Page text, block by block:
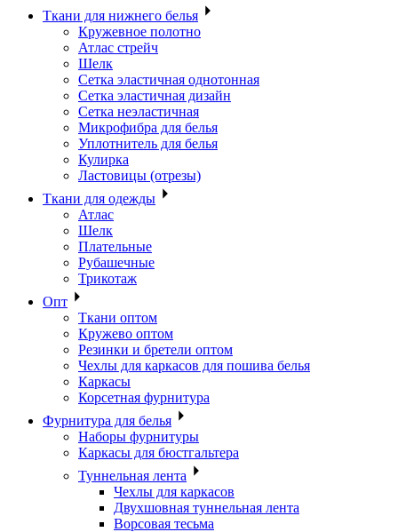
Ткани для нижнего белья
Кружевное полотно
Атлас стрейч
Шелк
Сетка эластичная однотонная
Сетка эластичная дизайн
Сетка неэластичная
Микрофибра для белья
Уплотнитель для белья
Кулирка
Ластовицы (отрезы)
Ткани для одежды
Атлас
Шелк
Плательные
Рубашечные
Трикотаж
Опт
Ткани оптом
Кружево оптом
Резинки и бретели оптом
Чехлы для каркасов для пошива белья
Каркасы
Корсетная фурнитура
Фурнитура для белья
Наборы фурнитуры
Каркасы для бюстгальтера
Туннельная лента
Чехлы для каркасов
Двухшовная туннельная лента
Ворсовая тесьма